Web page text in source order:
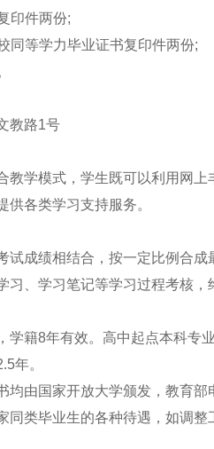
印件两份;
等学力毕业证书复印件两份;
教路1号
学模式，学生既可以利用网上
供各类学习支持服务。
成绩相结合，按一定比例合成
习、学习笔记等学习过程考核，
籍8年有效。高中起点本科专
年。
由国家开放大学颁发，教育
同类毕业生的各种待遇，如调